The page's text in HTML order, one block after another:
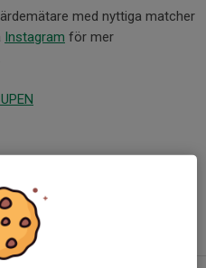
med nyttiga matcher
Instagram för mer